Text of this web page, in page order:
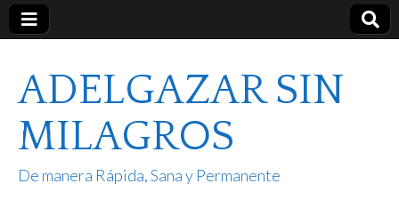
ADELGAZAR SIN
MILAGROS
De manera Rápida, Sana y Permanente